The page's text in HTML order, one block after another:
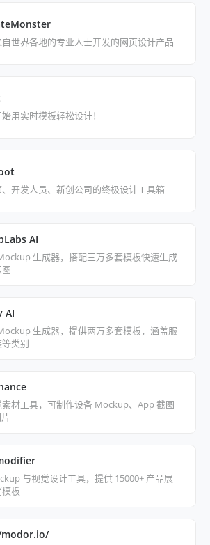
世界各地的专业人士开发的网页设计产品
用实时模板轻松设计！
开发人员、新创公司的终极设计工具箱
AI
生成器，搭配三万多套模板快速生成
AI
生成器，提供两万多套模板，涵盖服
类别
材工具，可制作设备 Mockup、App 截图
与视觉设计工具，提供 15000+ 产品展
板